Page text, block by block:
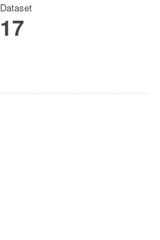
Dataset
17